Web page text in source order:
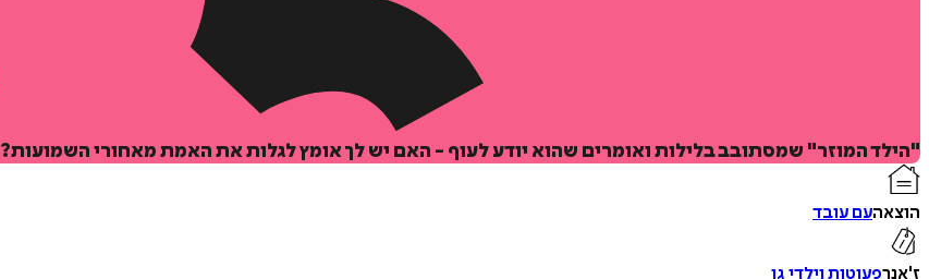
"הילד המוזר" שמסתובב בלילות ואומרים שהוא יודע לעוף - האם יש לך אומץ לגלות את האמת מאחורי השמועות?
הוצאהעם עובד
ז'אנרפעוטות וילדי גן